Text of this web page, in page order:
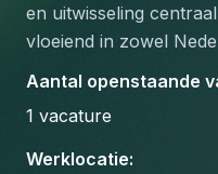
en uitwisseling
vloeiend in zowel
Aantal openstaande
1 vacature
Werklocatie: